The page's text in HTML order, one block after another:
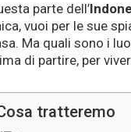
parte dell’
vuoi per le sue
Ma quali sono i
di partire, per
tratteremo